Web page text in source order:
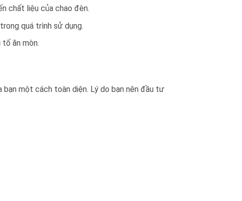
chất liệu của chao đèn.
quá trình sử dụng.
ăn mòn.
một cách toàn diện. Lý do bạn nên đầu tư